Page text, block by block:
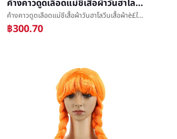
ค้างคาวดูดเลือดแม่ชีเสื้อผ้าวันฮาโลวีนเสื้อผ้าè£ใหญ่รหัสข้ามDiabloสไตล์โกธิคลมcosบทบาทกระทำcosplay
ค้างคาวดูดเลือดแม่ชีเสื้อผ้าวันฮาโลวีนเสื้อผ้าè£ใหญ่รหัสข้ามDiabloสไตล์โกธิคลมcosบทบาทกระทำcosplay
฿300.70